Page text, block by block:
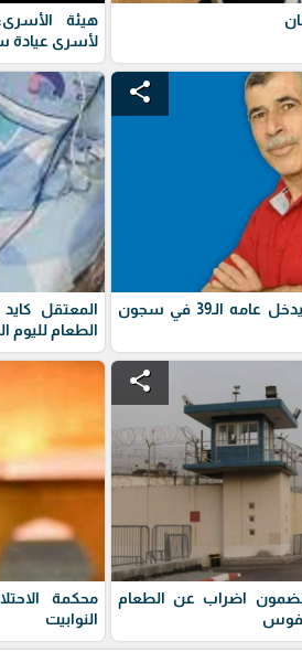
هيئة
لأسرى عيادة
share
الأسير محمد الطوس يدخل عامه الـ39 في سجون
المعتقل
الطعام لليوم
share
ينضمون اضراب عن الطعام
محكمة
النوابيت